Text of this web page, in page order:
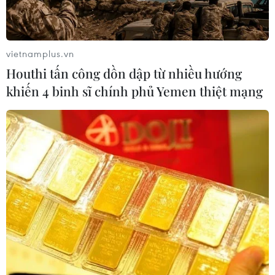
Sở hữu trí tuệ
Quy định sử dụng
RSS
Hỗ trợ
Ngôn ngữ
Dịch vụ tin
Quảng cáo
Giấy phép số: 1374/GP-BTTTT do Bộ Thông tin và Truyền thông
cấp ngày 11/9/2008.
Quảng cáo: Phó TBT Nguyễn Thị Tám: 093.5958688, Email:
tamvna@gmail.com
Điện thoại: (024) 39411349 - (024) 39411348, Fax: (024)
39411348
Email:
vietnamplus2008@gmail.com
vietnamplus.vn
Houthi tấn công dồn dập từ nhiều hướng
khiến 4 binh sĩ chính phủ Yemen thiệt mạng